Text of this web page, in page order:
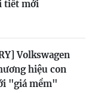
tiết mới
Volkswagen
hiệu con
"giá mềm"